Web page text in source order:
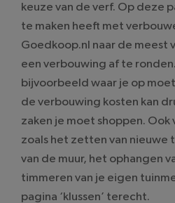
keuze van de verf. Op deze
te maken heeft met
Goedkoop.nl naar de meest
een verbouwing af te
bijvoorbeeld waar je op
de verbouwing kosten kan
zaken je moet shoppen. Ook
zoals het zetten van nieuwe
van de muur, het ophangen
timmeren van je eigen
pagina ‘klussen’ terecht.